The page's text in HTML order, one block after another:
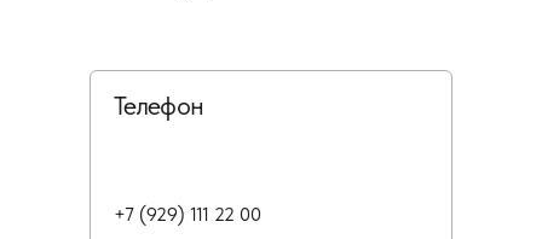
Телефон
+7 (929) 111 22 00